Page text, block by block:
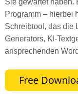
Sie gewartet haben.
Programm – hierbei
Schreibtool, das die
Generators, KI-
ansprechenden